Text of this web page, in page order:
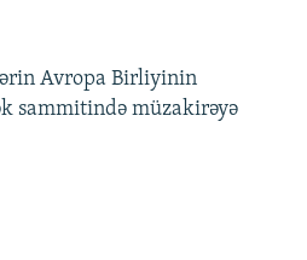
Avropa Birliyinin
sammitində müzakirəyə